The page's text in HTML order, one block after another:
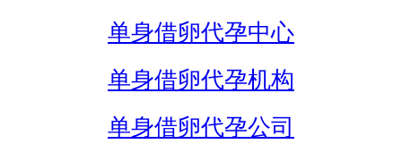
单身借卵代孕中心
单身借卵代孕机构
单身借卵代孕公司